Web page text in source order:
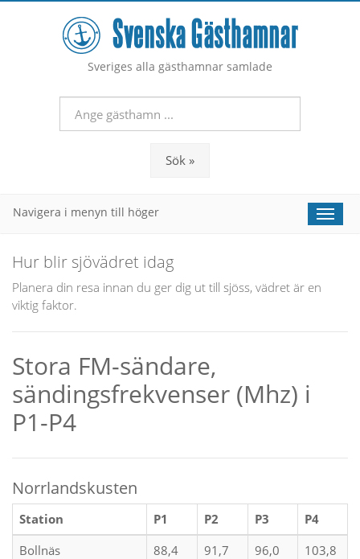
Sveriges alla gästhamnar samlade
Sök »
Navigera i menyn till höger
Toggle
Hur blir sjövädret idag
Planera din resa innan du ger dig ut till sjöss, vädret är en
viktig faktor.
Stora FM-sändare,
sändingsfrekvenser (Mhz) i
P1-P4
Norrlandskusten
Station P1 P2 P3
P4
Bollnäs
88,4 91,7 96,0
103,8